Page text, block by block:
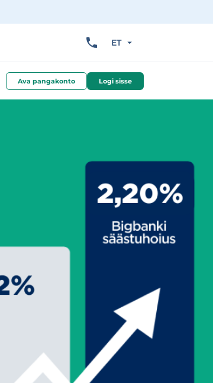
ET
Ava pangakonto Logi sisse